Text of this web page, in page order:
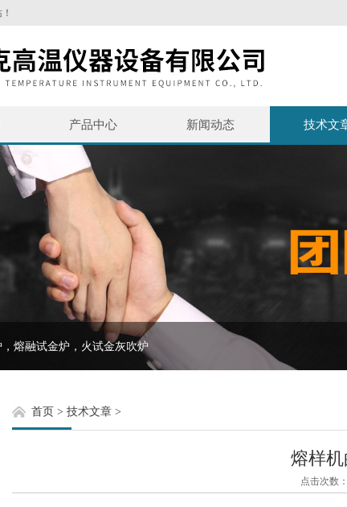
产品中心 新闻动态 技术文
熔融试金炉，火试金灰吹炉
首页 > 技术文章 >
熔样
点击次数